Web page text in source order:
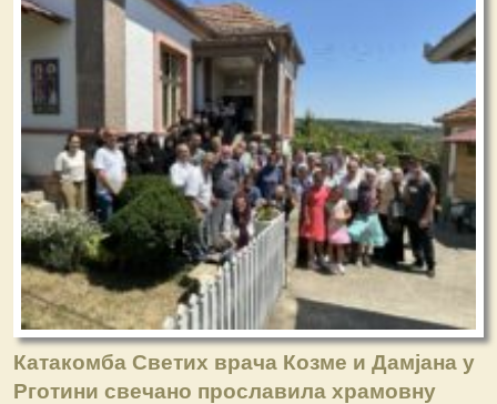
Катакомба Светих врача Козме и Дамјана у
Рготини свечано прославила храмовну